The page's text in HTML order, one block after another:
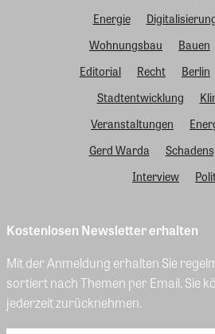
Energie
Wohnungsbau
Bauen
Editorial
Recht Berlin
Stadtentwicklung
Veranstaltungen
Gerd Warda
Interview
Kostenlosen Newsletter erhalten
Mit der Anmeldung erhalten Sie
sortiert nach Themen per Email. Sie
jederzeit zurücknehmen.